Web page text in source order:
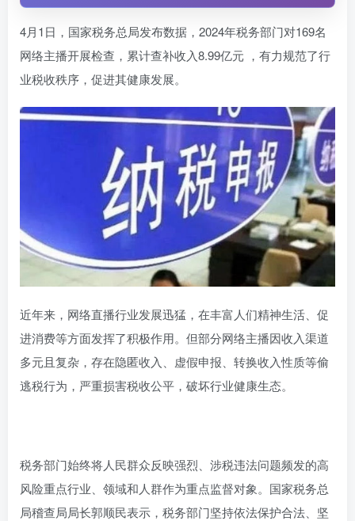
4月1日，国家税务总局发布数据，2024年税务部门对169名
网络主播开展检查，累计查补收入8.99亿元 ，有力规范了行
业税收秩序，促进其健康发展。
近年来，网络直播行业发展迅猛，在丰富人们精神生活、促
进消费等方面发挥了积极作用。但部分网络主播因收入渠道
多元且复杂，存在隐匿收入、虚假申报、转换收入性质等偷
逃税行为，严重损害税收公平，破坏行业健康生态。
税务部门始终将人民群众反映强烈、涉税违法问题频发的高
风险重点行业、领域和人群作为重点监督对象。国家税务总
局稽查局局长郭顺民表示，税务部门坚持依法保护合法、坚